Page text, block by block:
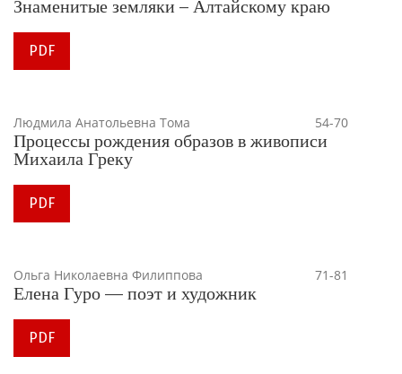
Знаменитые земляки – Алтайскому краю
PDF
Людмила Анатольевна Тома 54-70
Процессы рождения образов в живописи
Михаила Греку
PDF
Ольга Николаевна Филиппова 71-81
Елена Гуро — поэт и художник
PDF